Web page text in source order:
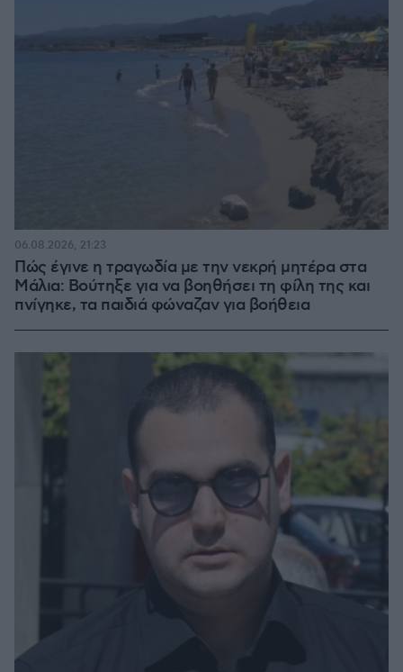
Πώς έγινε η τραγωδία με την νεκρή μητέρα στα
Μάλια: Βούτηξε για να βοηθήσει τη φίλη της και
πνίγηκε, τα παιδιά φώναζαν για βοήθεια
06.08.2026, 21:23